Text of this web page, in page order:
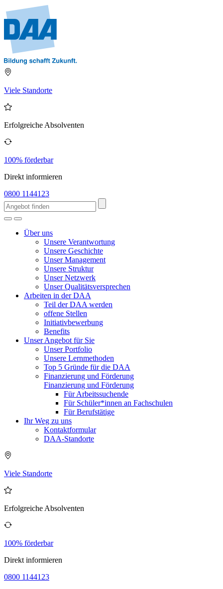
Viele Standorte
Erfolgreiche Absolventen
100% förderbar
Direkt informieren
0800 1144123
Über uns
Unsere Verantwortung
Unsere Geschichte
Unser Management
Unsere Struktur
Unser Netzwerk
Unser Qualitätsversprechen
Arbeiten in der DAA
Teil der DAA werden
offene Stellen
Initiativbewerbung
Benefits
Unser Angebot für Sie
Unser Portfolio
Unsere Lernmethoden
Top 5 Gründe für die DAA
Finanzierung und Förderung
Finanzierung und Förderung
Für Arbeitssuchende
Für Schüler*innen an Fachschulen
Für Berufstätige
Ihr Weg zu uns
Kontaktformular
DAA-Standorte
Viele Standorte
Erfolgreiche Absolventen
100% förderbar
Direkt informieren
0800 1144123